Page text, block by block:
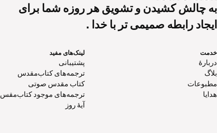
به چالش کشیدن و تشویق هر روزه شما برای
ایجاد رابطه صمیمی تر با خدا .
خدمت
دربارهٔ
بلاگ
مطبوعات
هدایا
لینک‌های مفید
پشتیبانی
ترجمه‌های کتاب‌مقدس
کتاب‌ مقدس صوتی
ترجمه‌های موجود کتاب‌مقس
آیۀ روز